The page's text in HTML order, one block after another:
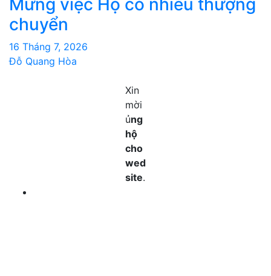
Mừng việc Họ có nhiều thượng
chuyển
16 Tháng 7, 2026
Đỗ Quang Hòa
Xin
mời
ủng
hộ
cho
wed
site.